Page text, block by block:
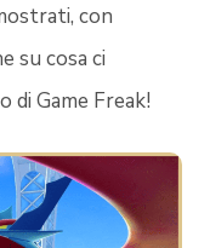
con
su cosa ci
di Game Freak!